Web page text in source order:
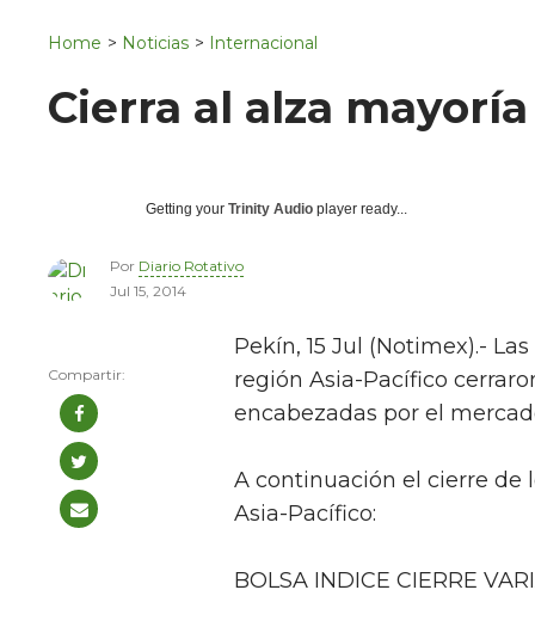
Home > Noticias > Internacional
Cierra al alza
Getting your Trinity Audio player ready...
Por Diario Rotativo
Jul 15, 2014
Pekín, 15 Jul (Notimex).-
región Asia-Pacífico
encabezadas por el
A continuación el cierre de
Asia-Pacífico:
BOLSA INDICE CIERRE